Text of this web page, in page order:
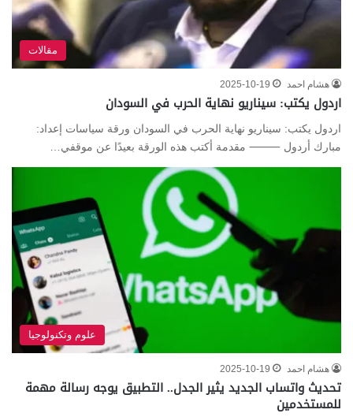
مقالات
هشام احمد 2025-10-19
اردول يكتب: سيناريو نهاية الحرب في السودان
اردول يكتب: سيناريو نهاية الحرب في السودان ورقة سياسات إعداد:
مبارك أردول ⸻ مقدمة أكتب هذه الورقة بعيدًا عن موقفي…
علوم وتكنولوجيا
هشام احمد 2025-10-19
تحديث واتساب الجديد يثير الجدل.. التطبيق يوجه رسالة مهمة
للمستخدمين